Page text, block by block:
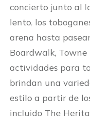
concierto junto al
lento, los
arena hasta
Boardwalk,
actividades para
brindan una
estilo a partir de
incluido The